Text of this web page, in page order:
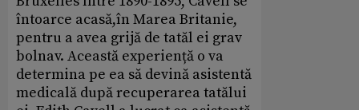
întoarce acasă,în Marea Britanie,
pentru a avea grijă de tatăl ei grav
bolnav. Această experiență o va
determina pe ea să devină asistentă
medicală după recuperarea tatălui